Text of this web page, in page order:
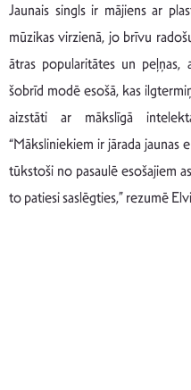
Jaunais singls ir mājiens ar
mūzikas virzienā, jo brīvu
ātras popularitātes un peļņas,
šobrīd modē esošā, kas
aizstāti ar mākslīgā
“Māksliniekiem ir jārada jaunas
tūkstoši no pasaulē esošajiem
to patiesi saslēgties,” rezumē